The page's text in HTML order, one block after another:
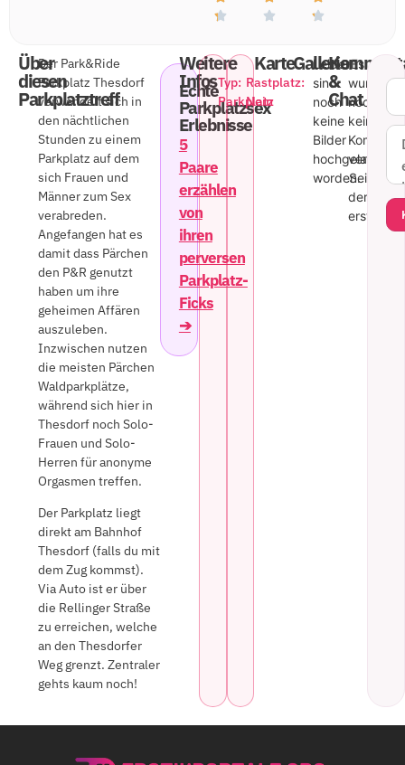
Über
diesen
Parkplatztreff
Der Park&Ride
Parkplatz Thesdorf
verwandelt sich in
den nächtlichen
Stunden zu einem
Parkplatz auf dem
sich Frauen und
Männer zum Sex
verabreden.
Angefangen hat es
damit dass Pärchen
den P&R genutzt
haben um ihre
geheimen Affären
auszuleben.
Inzwischen nutzen
die meisten Pärchen
Waldparkplätze,
während sich hier in
Thesdorf noch Solo-
Frauen und Solo-
Herren für anonyme
Orgasmen treffen.
Der Parkplatz liegt
direkt am Bahnhof
Thesdorf (falls du mit
dem Zug kommst).
Via Auto ist er über
die Rellinger Straße
zu erreichen, welche
an den Thesdorfer
Weg grenzt. Zentraler
gehts kaum noch!
Echte
Parkplatzsex
Erlebnisse
5
Paare
erzählen
von
ihren
perversen
Parkplatz-
Ficks
➔
Weitere
InfosTyp:
Parkplatz
Rastplatz:
Nein
KarteGallerie
Leider
sind
noch
keine
Bilder
hochgeladen
worden.
&
Chat
Es
wurde
noch
kein
Sei
der
erste!